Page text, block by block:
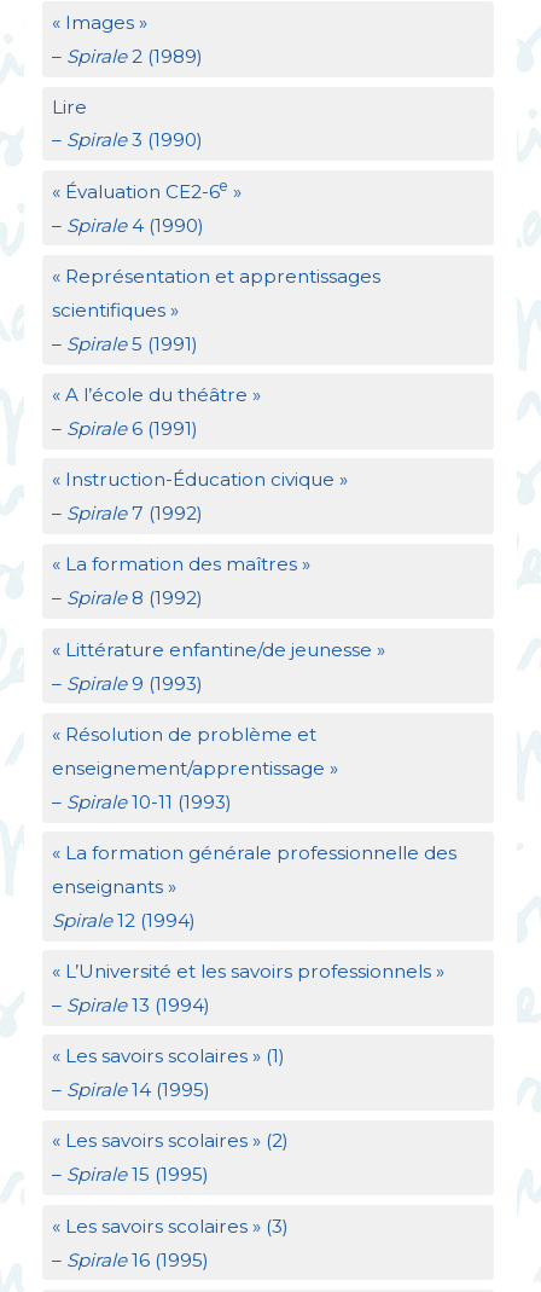
« Images »
– Spirale2 (1989)
Lire
– Spirale3 (1990)
« Évaluation CE2-6e »
– Spirale4 (1990)
« Représentation et apprentissages
scientifiques »
– Spirale5 (1991)
« A l’école du théâtre »
– Spirale6 (1991)
« Instruction-Éducation civique »
– Spirale7 (1992)
« La formation des maîtres »
– Spirale8 (1992)
« Littérature enfantine/de jeunesse »
– Spirale9 (1993)
« Résolution de problème et
enseignement/apprentissage »
– Spirale10-11 (1993)
« La formation générale professionnelle des
enseignants »
Spirale12 (1994)
« L’Université et les savoirs professionnels »
– Spirale13 (1994)
« Les savoirs scolaires » (1)
– Spirale14 (1995)
« Les savoirs scolaires » (2)
– Spirale15 (1995)
« Les savoirs scolaires » (3)
– Spirale16 (1995)